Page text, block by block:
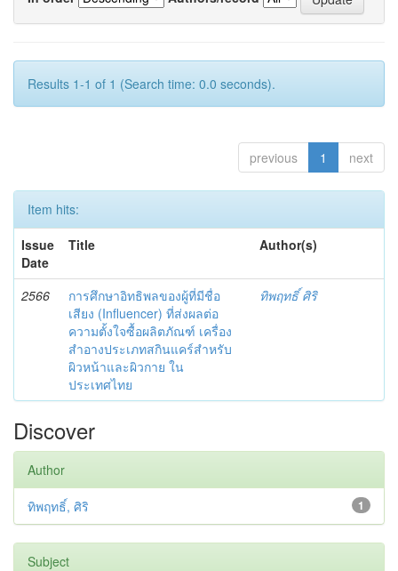
Results 1-1 of 1 (Search time: 0.0 seconds).
previous 1 next
Item hits:
Issue
Date
Title Author(s)
2566
การศึกษาอิทธิพลของผู้ที่มีชื่อ
เสียง (Influencer) ที่ส่งผลต่อ
ความตั้งใจซื้อผลิตภัณฑ์ เครื่อง
สำอางประเภทสกินแคร์สำหรับ
ผิวหน้าและผิวกาย ใน
ประเทศไทย
ทิพฤทธิ์ ศิริ
Discover
Author
1
ทิพฤทธิ์, ศิริ
Subject